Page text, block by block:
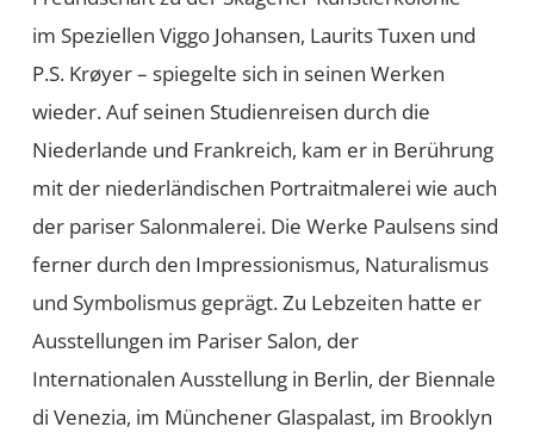
im Speziellen Viggo Johansen, Laurits Tuxen und
P.S. Krøyer – spiegelte sich in seinen Werken
wieder. Auf seinen Studienreisen durch die
Niederlande und Frankreich, kam er in Berührung
mit der niederländischen Portraitmalerei wie auch
der pariser Salonmalerei. Die Werke Paulsens sind
ferner durch den Impressionismus, Naturalismus
und Symbolismus geprägt. Zu Lebzeiten hatte er
Ausstellungen im Pariser Salon, der
Internationalen Ausstellung in Berlin, der Biennale
di Venezia, im Münchener Glaspalast, im Brooklyn